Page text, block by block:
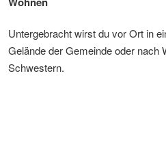
Untergebracht wirst du vor Ort in
Gelände der Gemeinde oder nach
Schwestern.